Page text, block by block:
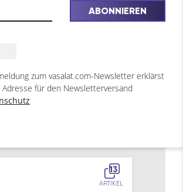
13
ARTIKEL
ABONNIEREN
zum vasalat.com-Newsletter erklärst
für den Newsletterversand